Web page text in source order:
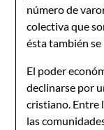
número de
colectiva que
ésta también
El poder
declinarse por
cristiano. Entre
las